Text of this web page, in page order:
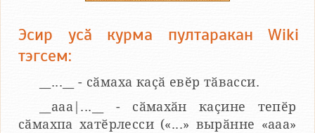
Эсир усӑ курма пултаракан Wiki
тэгсем:
__...__ - сӑмаха каҫӑ евӗр тӑвасси.
__aaa|...__ - сӑмахӑн каҫине тепӗр
сӑмахпа хатӗрлесси («...» вырӑнне «ааа»